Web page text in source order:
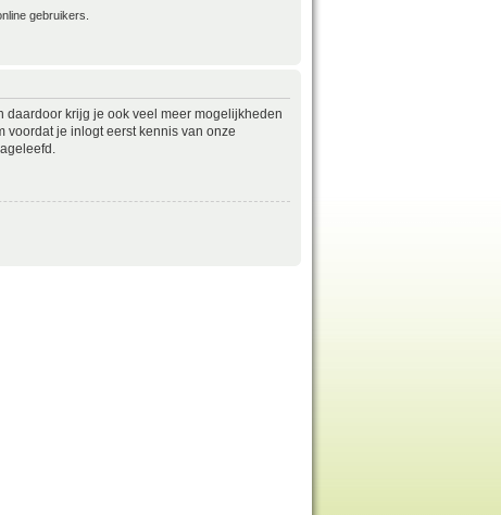
gebruikers.
daardoor krijg je ook veel meer mogelijkheden
voordat je inlogt eerst kennis van onze